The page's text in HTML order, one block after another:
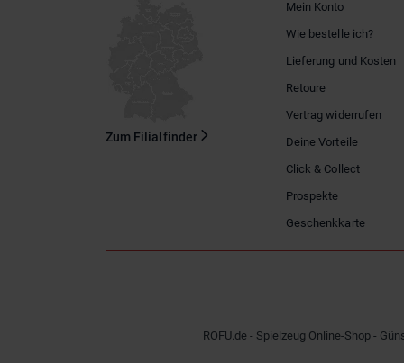
Zum Filialfinder
Mein Konto
Wie bestelle ich?
Lieferung und Kosten
Retoure
Vertrag widerrufen
Deine Vorteile
Click & Collect
Prospekte
Geschenkkarte
ROFU.de - Spielzeug Online-Shop -